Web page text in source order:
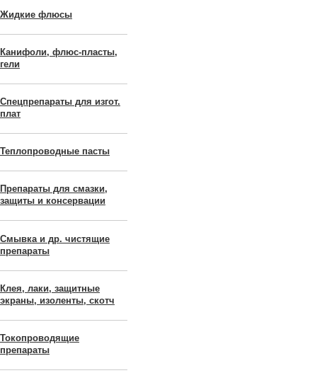
Жидкие флюсы
Канифоли, флюс-пласты,
гели
Спецпрепараты для изгот.
плат
Теплопроводные пасты
Препараты для смазки,
защиты и консервации
Смывка и др. чистящие
препараты
Клея, лаки, защитные
экраны, изоленты, скотч
Токопроводящие
препараты